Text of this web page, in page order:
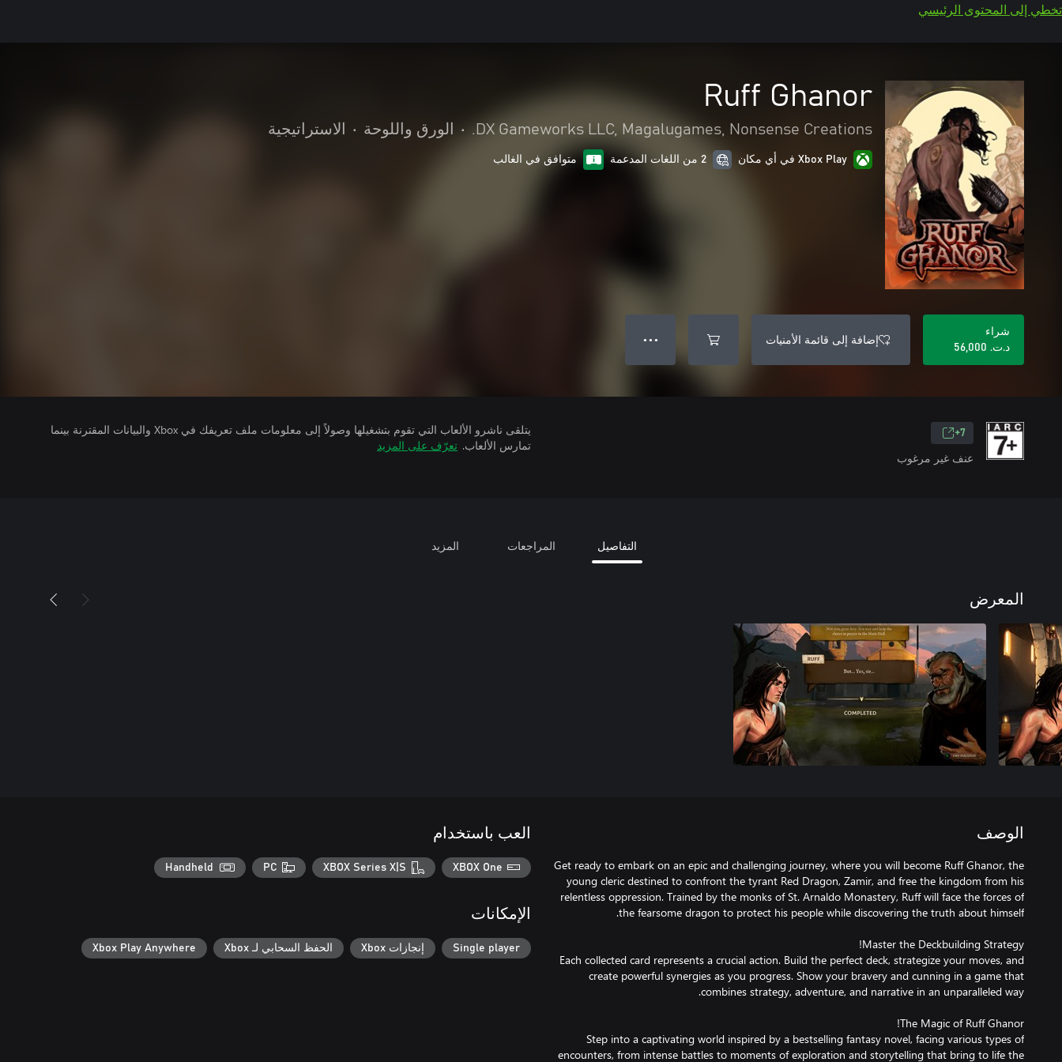
تخطي إلى المحتوى الرئيسي
Ruff Ghanor
DX Gameworks LLC, Magalugames, Nonsense Creations.
• الورق واللوحة • الاستراتيجية
Xbox Play في أي مكان 2 من اللغات المدعمة متوافق في الغالب
شراء
د.ت.‏ 56,000
إضافة إلى قائمة الأمنيات ● ● ●
7+
عنف غير مرغوب
يتلقى ناشرو الألعاب التي تقوم بتشغيلها وصولاً إلى معلومات ملف تعريفك في Xbox والبيانات المقترنة بينما
تمارس الألعاب. تعرّف على المزيد
التفاصيل المراجعات المزيد
المعرض
الوصف
Get ready to embark on an epic and challenging journey, where you will become Ruff Ghanor, the
young cleric destined to confront the tyrant Red Dragon, Zamir, and free the kingdom from his
relentless oppression. Trained by the monks of St. Arnaldo Monastery, Ruff will face the forces of
Each collected card represents a crucial action. Build the perfect deck, strategize your moves, and
create powerful synergies as you progress. Show your bravery and cunning in a game that
Step into a captivating world inspired by a bestselling fantasy novel, facing various types of
encounters, from intense battles to moments of exploration and storytelling that bring to life the
العب باستخدام
XBOX One
XBOX Series X|S
PC
Handheld
الإمكانات
Single player إنجازات Xbox الحفظ السحابي لـ Xbox Xbox Play Anywhere